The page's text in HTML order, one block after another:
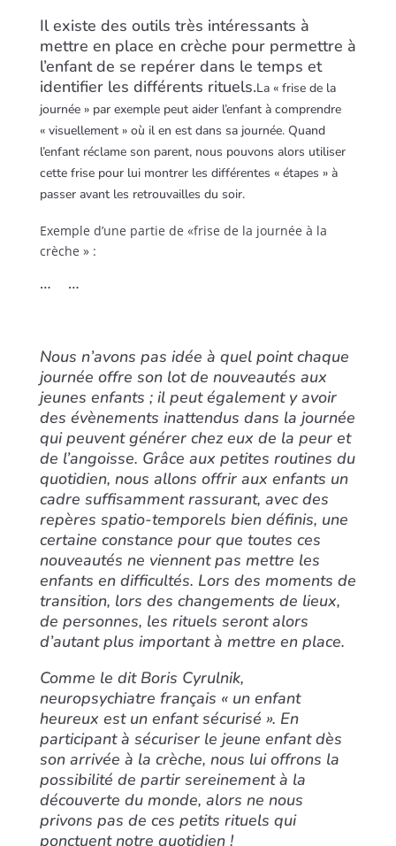
Il existe des outils très intéressants à
mettre en place en crèche pour permettre à
l’enfant de se repérer dans le temps et
identifier les différents rituels.La « frise de la
journée » par exemple peut aider l’enfant à comprendre
« visuellement » où il en est dans sa journée. Quand
l’enfant réclame son parent, nous pouvons alors utiliser
cette frise pour lui montrer les différentes « étapes » à
passer avant les retrouvailles du soir.
Exemple d’une partie de «frise de la journée à la
crèche » :
… …
Nous n’avons pas idée à quel pointchaque
journée offre son lot de nouveautés aux
jeunes enfants ; il peut également y avoir
des évènements inattendus dans la journée
qui peuvent générer chez eux de la peur et
de l’angoisse. Grâce aux petites routines du
quotidien, nous allons offrir aux enfants un
cadre suffisamment rassurant, avec des
repères spatio-temporels bien définis, une
certaine constance pour que toutes ces
nouveautés ne viennent pas mettre les
enfants en difficultés. Lors des moments de
transition, lors des changements de lieux,
de personnes, les rituels seront alors
d’autant plus important à mettre en place.
Comme le dit Boris Cyrulnik,
neuropsychiatre français « un enfant
heureux est un enfant sécurisé ». En
participant à sécuriser le jeune enfant dès
son arrivée à la crèche, nous lui offrons la
possibilité de partir sereinement à la
découverte du monde, alors ne nous
privons pas de ces petits rituels qui
ponctuent notre quotidien !